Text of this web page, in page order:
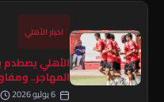
اخبار الأهلي
الأهلي يصطدم
المهاجر..